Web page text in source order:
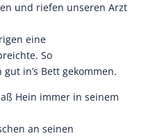
und riefen unseren Arzt
eine
So
in’s Bett gekommen.
Hein immer in seinem
an seinen